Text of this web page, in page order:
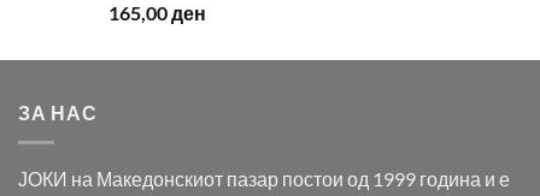
165,00ден
ЗА НАС
ЈОКИ на Македонскиот пазар постои од 1999 година и е